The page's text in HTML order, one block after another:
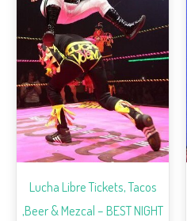
Lucha Libre Tickets, Tacos
,Beer & Mezcal – BEST NIGHT